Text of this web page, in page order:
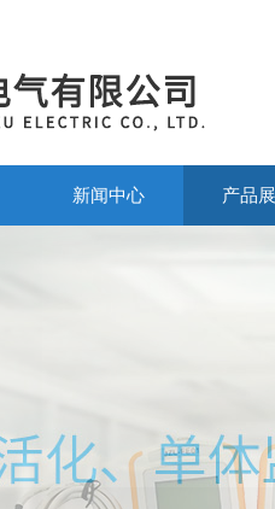
新闻中心 产品